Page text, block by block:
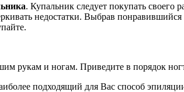
. Купальник следует покупать своего
недостатки. Выбрав
рукам и ногам. Приведите в порядок
подходящий для Вас способ